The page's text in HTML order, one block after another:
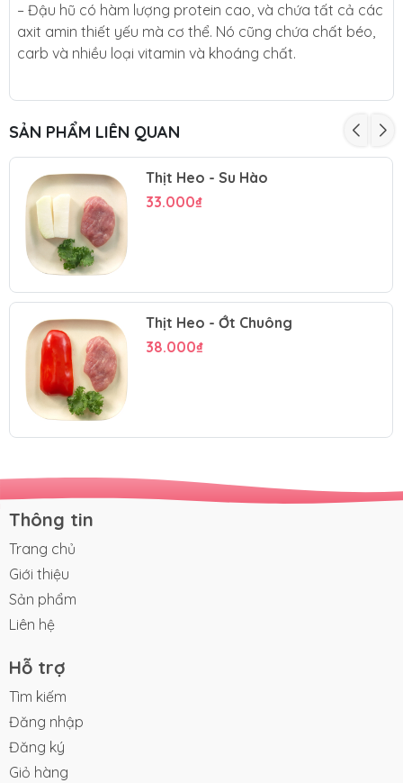
– Đậu hũ có hàm lượng protein cao, và chứa tất cả các
axit amin thiết yếu mà cơ thể. Nó cũng chứa chất béo,
carb và nhiều loại vitamin và khoáng chất.
SẢN PHẨM LIÊN QUAN
Thịt Heo - Su Hào
33.000₫
Thịt Heo - Ớt Chuông
38.000₫
Thông tin
Trang chủ
Giới thiệu
Sản phẩm
Liên hệ
Hỗ trợ
Tìm kiếm
Đăng nhập
Đăng ký
Giỏ hàng